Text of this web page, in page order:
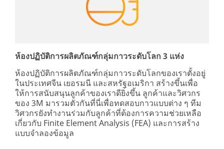
ห้องปฏิบัติการผลิตภัณฑ์กลุ่มกาวระดับโลก 3 แห่ง
ห้องปฏิบัติการผลิตภัณฑ์กลุ่มกาวระดับโลกของเราตั้งอยู่
ในประเทศจีน เยอรมนี และสหรัฐอเมริกา สร้างขึ้นเพื่อ
ให้การสนับสนุนลูกค้าของเราดียิ่งขึ้น ลูกค้าและวิศวกร
ของ 3M มารวมตัวกันที่นี่เพื่อทดสอบกาวแบบต่าง ๆ ทีม
วิศวกรยังทำงานร่วมกับลูกค้าที่ต้องการความช่วยเหลือ
เกี่ยวกับ Finite Element Analysis (FEA) และการสร้าง
แบบจำลองข้อมูล